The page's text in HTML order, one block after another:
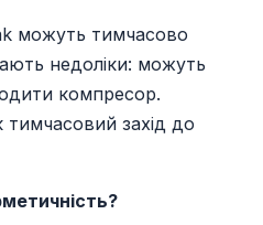
можуть тимчасово
недоліки: можуть
компресор.
захід до